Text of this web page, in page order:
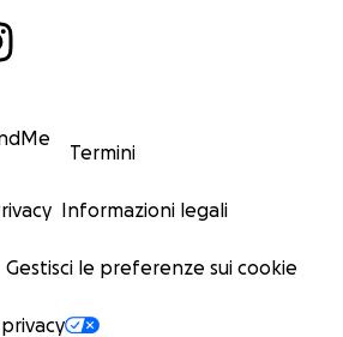
Termini
Informazioni legali
Gestisci le preferenze sui cookie